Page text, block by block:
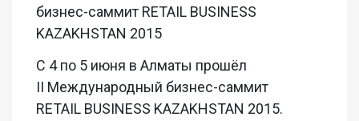
бизнес-саммит RETAIL BUSINESS
KAZAKHSTAN 2015
С 4 по 5 июня в Алматы прошёл
II Международный бизнес-саммит
RETAIL BUSINESS KAZAKHSTAN 2015.